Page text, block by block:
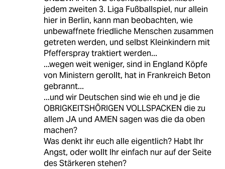
jedem zweiten 3. Liga Fußballspiel, nur allein
hier in Berlin, kann man beobachten, wie
unbewaffnete friedliche Menschen zusammen
getreten werden, und selbst Kleinkindern mit
Pfefferspray traktiert werden...
...wegen weit weniger, sind in England Köpfe
von Ministern gerollt, hat in Frankreich Beton
gebrannt...
...und wir Deutschen sind wie eh und je die
OBRIGKEITSHÖRIGEN VOLLSPACKEN die zu
allem JA und AMEN sagen was die da oben
machen?
Was denkt ihr euch alle eigentlich? Habt Ihr
Angst, oder wollt Ihr einfach nur auf der Seite
des Stärkeren stehen?